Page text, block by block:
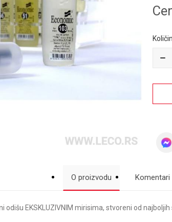
O proizvodu Komentari
odišu EKSKLUZIVNIM mirisima, stvoreni od